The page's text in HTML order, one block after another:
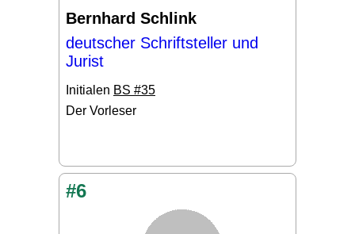
Bernhard Schlink
deutscher Schriftsteller und
Jurist
Initialen BS #35
Der Vorleser
#6